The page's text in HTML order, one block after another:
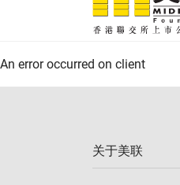
新界指数 134.8
美联信心指数
全港指数 149.1
美联信心指数
An error occurred on client
关于美联